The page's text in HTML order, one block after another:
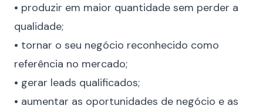
• produzir em maior quantidade sem perder a
qualidade;
• tornar o seu negócio reconhecido como
referência no mercado;
• gerar leads qualificados;
• aumentar as oportunidades de negócio e as